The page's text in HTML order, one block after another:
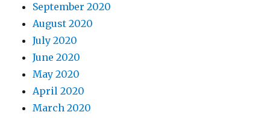
September 2020
August 2020
July 2020
June 2020
May 2020
April 2020
March 2020